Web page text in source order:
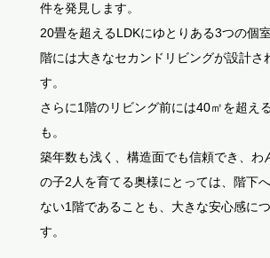
件を発見します。
20畳を超えるLDKにゆとりある3つの個
階には大きなセカンドリビングが設計さ
す。
さらに1階のリビング前には40㎡を超え
も。
築年数も浅く、構造面でも信頼でき、わ
の子2人を育てる奥様にとっては、階下
ない1階であることも、大きな安心感に
す。